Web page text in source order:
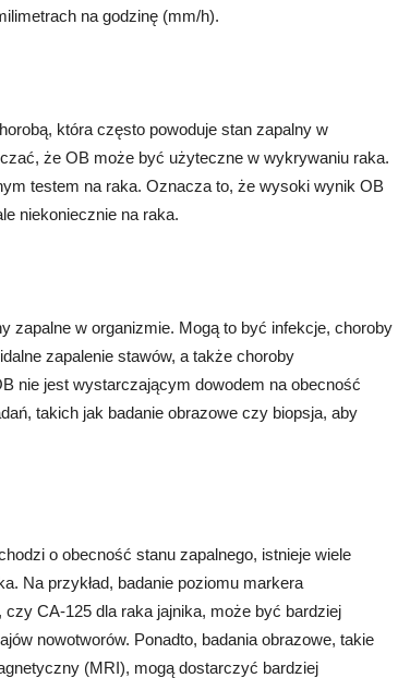
na godzinę (mm/h).
która często powoduje stan zapalny w
że OB może być użyteczne w wykrywaniu raka.
testem na raka. Oznacza to, że wysoki wynik OB
niekoniecznie na raka.
w organizmie. Mogą to być infekcje, choroby
zapalenie stawów, a także choroby
nie jest wystarczającym dowodem na obecność
takich jak badanie obrazowe czy biopsja, aby
o obecność stanu zapalnego, istnieje wiele
Na przykład, badanie poziomu markera
CA-125 dla raka jajnika, może być bardziej
nowotworów. Ponadto, badania obrazowe, takie
(MRI), mogą dostarczyć bardziej